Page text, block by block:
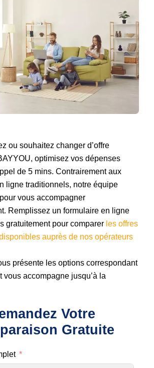
ou souhaitez changer d’offre
optimisez vos dépenses
de 5 mins. Contrairement aux
ligne traditionnels, notre équipe
vous accompagner
Remplissez un formulaire en ligne
gratuitement pour comparer les offres
auprès de nos opérateurs
présente les options correspondant
vous accompagne jusqu’à la
Votre
Gratuite